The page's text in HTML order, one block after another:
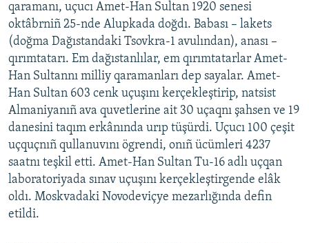
qaramanı, uçucı Amet-Han Sultan 1920 senesi
oktâbrniñ 25-nde Alupkada doğdı. Babası – lakets
(doğma Dağıstandaki Tsovkra-1 avulından), anası –
qırımtatarı. Em dağıstanlılar, em qırımtatarlar Amet-
Han Sultannı milliy qaramanları dep sayalar. Amet-
Han Sultan 603 cenk uçuşını kerçekleştirip, natsist
Almaniyanıñ ava quvetlerine ait 30 uçaqnı şahsen ve 19
danesini taqım erkânında urıp tüşürdi. Uçucı 100 çeşit
uçquçnıñ qullanuvını ögrendi, onıñ ücümleri 4237
saatnı teşkil etti. Amet-Han Sultan Tu-16 adlı uçqan
laboratoriyada sınav uçuşını kerçekleştirgende elâk
oldı. Moskvadaki Novodeviçye mezarlığında defin
etildi.